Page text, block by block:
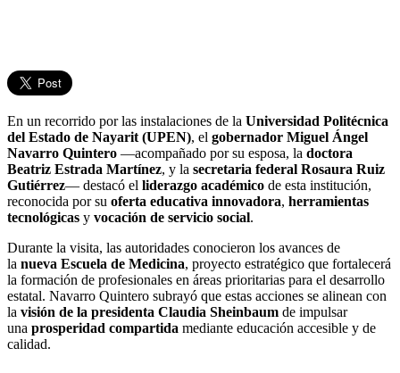
En un recorrido por las instalaciones de la Universidad Politécnica
del Estado de Nayarit (UPEN), el gobernador Miguel Ángel
Navarro Quintero —acompañado por su esposa, la doctora
Beatriz Estrada Martínez, y la secretaria federal Rosaura Ruiz
Gutiérrez— destacó el liderazgo académico de esta institución,
reconocida por su oferta educativa innovadora, herramientas
tecnológicas y vocación de servicio social.
Durante la visita, las autoridades conocieron los avances de
la nueva Escuela de Medicina, proyecto estratégico que fortalecerá
la formación de profesionales en áreas prioritarias para el desarrollo
estatal. Navarro Quintero subrayó que estas acciones se alinean con
la visión de la presidenta Claudia Sheinbaum de impulsar
una prosperidad compartida mediante educación accesible y de
calidad.